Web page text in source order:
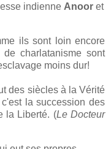
indienne Anoor et
ils sont loin encore
charlatanisme sont
moins dur!
des siècles à la Vérité
la succession des
la Liberté. (Le Docteur